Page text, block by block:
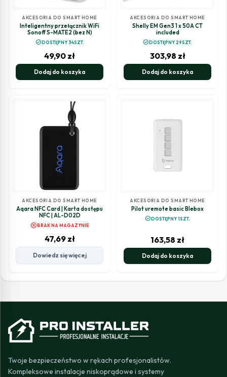
AKCESORIA DO SMART HOME
Inteligentny przełącznik WiFi
Sonoff S-MATE2 (bez N)
check_circleDOSTĘPNY 34SZT.
49,90 zł
Dodaj do koszyka
AKCESORIA DO SMART HOME
Shelly EM Gen3 1 x 50A CT
included
check_circleDOSTĘPNY 29SZT.
303,98 zł
Dodaj do koszyka
AKCESORIA DO SMART HOME
Aqara NFC Card | Karta dostępu
NFC | AL-D02D
cancelBRAK NA MAGAZYNIE
47,69 zł
Dowiedz się więcej
AKCESORIA DO SMART HOME
Pilot uremote basic Blebox
check_circleDOSTĘPNY 1SZT.
163,58 zł
Dodaj do koszyka
Twoje bezpieczeństwo w rękach profesjonalistów.
Kompleksowe instalacje niskoprądowe i systemy